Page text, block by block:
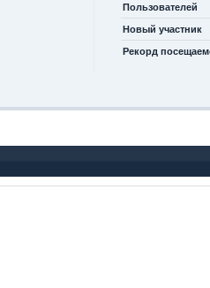
Пользователей
Новый участник
Рекорд